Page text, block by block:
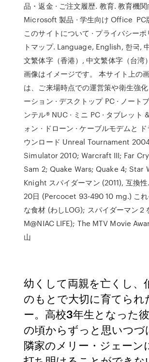
品・返金 · ご注文履歴. 教育. 教育機
Microsoft 製品 · 学生向け Office PC
このサイトについて · プライバシーポ
トマップ. Language, English, 한국,
文繁体字（香港）, 中文繁体字（台湾
画像はイメージです。 本サイト上の
は、ご来場時点での運営策や衛生強
ーション · デスクトップ PC · ノート
ンテル® NUC · ミニ PC · タブレット
ォン · ドローン · ケーブルモデムと
ウンロード Unreal Tournament
Simulator 2010; Warcraft III; Far
Sam 2; Quake Wars; Quake 4; Star
Knight スパイダーマン (2011), 互換
20日 (Percocet 93-490 10 mg.) これ
な食材 (わしLOG); スパイダーマン２
M@NIAC LIFE); The MTV Movie
山
幼くして両親を亡くし、
のもとで大切に育てられ
ー。高校3年生となった
の頃からずっと思いつづ
隣家のメリー・ジェーン